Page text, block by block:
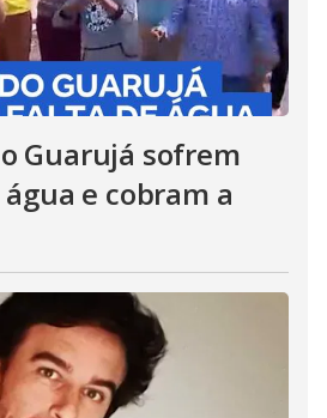
Guarujá sofrem
e cobram a